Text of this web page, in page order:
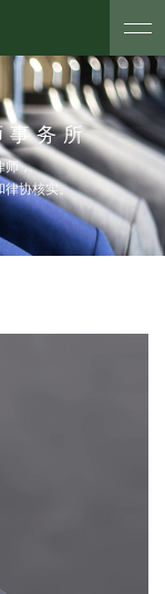
事务所
师，
律协核实。